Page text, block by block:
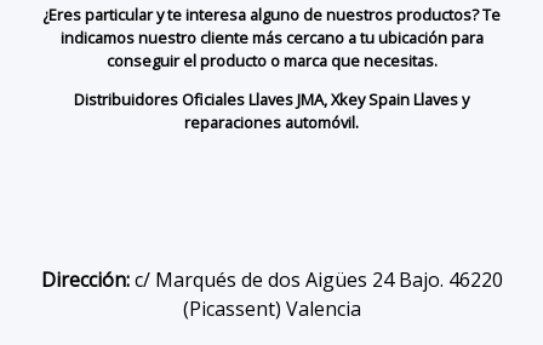
¿Eres particular y te interesa alguno de nuestros productos? Te
indicamos nuestro cliente más cercano a tu ubicación para
conseguir el producto o marca que necesitas.
Distribuidores Oficiales Llaves JMA, Xkey Spain Llaves y
reparaciones automóvil.
Dirección:c/ Marqués de dos Aigües 24 Bajo. 46220
(Picassent) Valencia